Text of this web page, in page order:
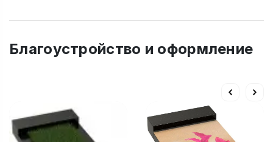
Благоустройство и оформление